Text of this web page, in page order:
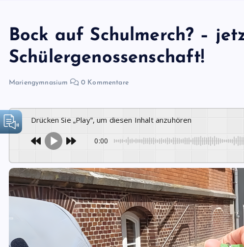
Bock auf Schulmerch? –
Schülergenossenschaft!
Mariengymnasium 0 Kommentare
Drücken Sie „Play“, um diesen Inhalt anzuhören
0:00